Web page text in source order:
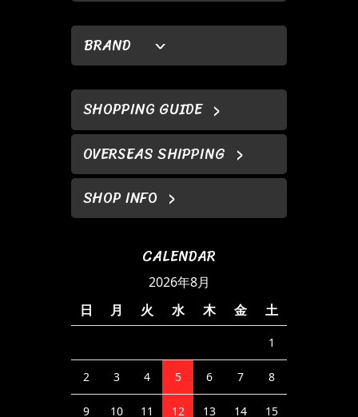
BRAND
SHOPPING GUIDE
OVERSEAS SHIPPING
SHOP INFO
CALENDAR
2026年8月
日
月 火 水 木 金 土
1
2 3 4 5 6 7 8
9 10 11 12 13 14 15